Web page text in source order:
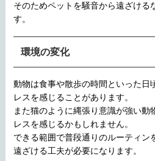
そのためペットを騒音から遠ざける
す。
環境の変化
動物は食事や散歩の時間といった日
レスを感じることがあります。
また猫のように縄張り意識が強い動
レスを感じるかもしれません。
できる範囲で普段通りのルーティン
遠ざける工夫が必要になります。